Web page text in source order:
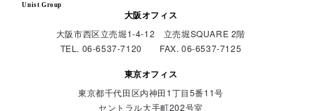
Unist Group
大阪オフィス
大阪市西区立売堀1-4-12 立売堀SQUARE 2階
TEL. 06-6537-7120 FAX. 06-6537-7125
東京オフィス
東京都千代田区内神田1丁目5番11号
セントラル大手町202号室